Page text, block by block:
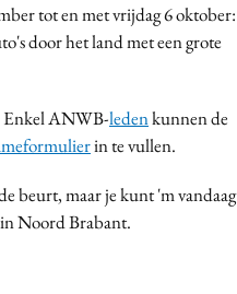
tot en met vrijdag 6 oktober:
door het land met een grote
Enkel ANWB-ledenkunnen de
in te vullen.
beurt, maar je kunt 'm vandaag
Noord Brabant.